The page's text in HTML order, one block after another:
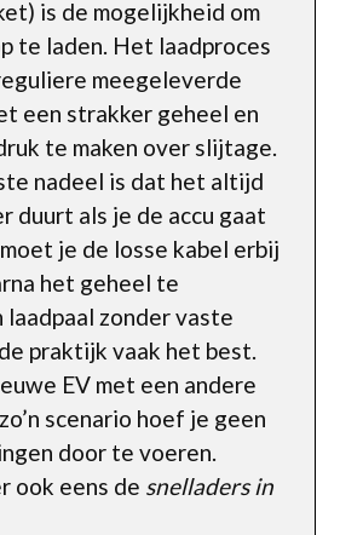
is de mogelijkheid om
te laden. Het laadproces
meegeleverde
een strakker geheel en
te maken over slijtage.
nadeel is dat het altijd
duurt als je de accu gaat
je de losse kabel erbij
het geheel te
laadpaal zonder vaste
praktijk vaak het best.
EV met een andere
scenario hoef je geen
door te voeren.
ook eens de snelladers in